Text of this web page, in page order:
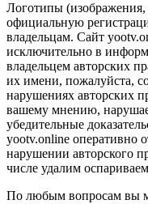
Логотипы
официальную
владельцам. Сайт
исключительно в
владельцем авторских
их имени, пожалуйста,
нарушениях авторских
вашему мнению,
убедительные
yootv.online оперативно
нарушении авторского
числе удалим
По любым вопросам вы